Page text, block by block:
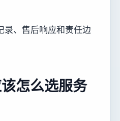
录、售后响应和责任边
怎么选服务